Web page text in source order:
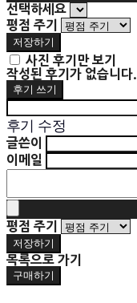
선택하세요
평점 주기
저장하기
사진 후기만 보기
작성된 후기가 없습니다.
후기 쓰기
후기 수정
글쓴이
이메일
평점 주기
저장하기
목록으로 가기
구매하기